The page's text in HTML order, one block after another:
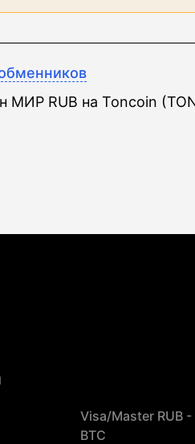
МИР RUB на Toncoin
Visa/Master RUB -
BTC